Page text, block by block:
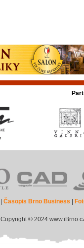
|Časopis Brno Business
Copyright © 2024